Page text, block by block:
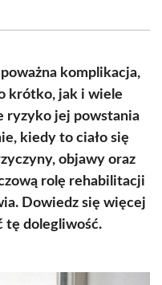
komplikacja,
krótko, jak i wiele
ryzyko jej powstania
kiedy to ciało się
objawy oraz
rolę rehabilitacji
Dowiedz się więcej
tę dolegliwość.